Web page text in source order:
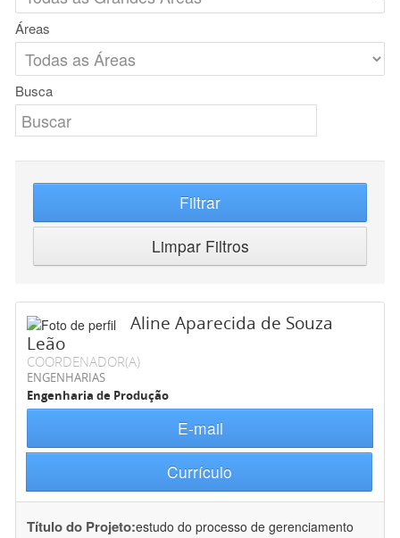
Áreas
Busca
Filtrar
Limpar Filtros
Aline Aparecida de Souza
Leão
COORDENADOR(A)
ENGENHARIAS
Engenharia de Produção
E-mail
Currículo
Título do Projeto:estudo do processo de gerenciamento